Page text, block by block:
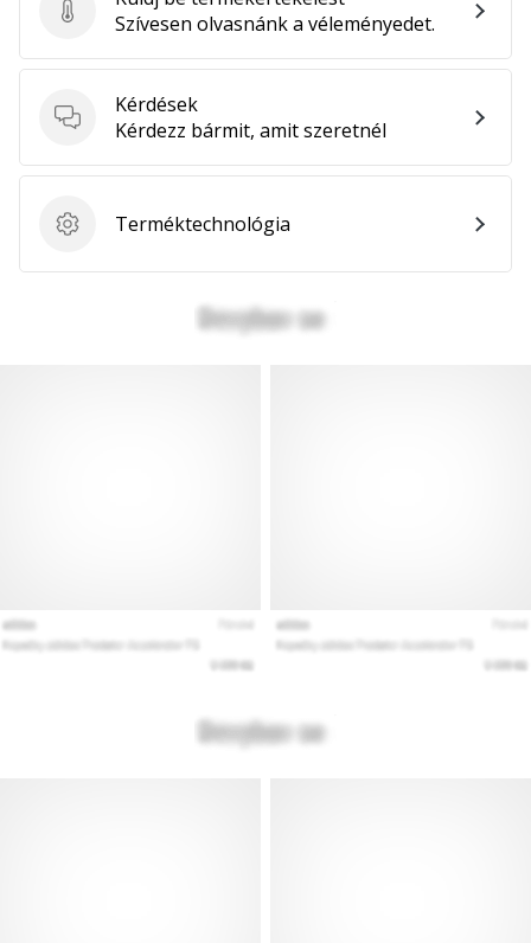
Küldj be termékértékelést
Szívesen olvasnánk a véleményedet.
Kérdések
Kérdések
Kérdezz bármit, amit szeretnél
Terméktechnológia
Terméktechnológia